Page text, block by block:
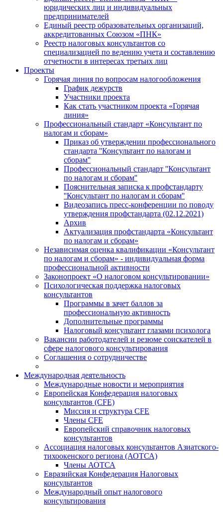
юридических лиц и индивидуальных
предпринимателей
Единый реестр образовательных организаций,
аккредитованных Союзом «ПНК»
Реестр налоговых консультантов со
специализацией по ведению учета и составлению
отчетности в интересах третьих лиц
Проекты
Горячая линия по вопросам налогообложения
График дежурств
Участники проекта
Как стать участником проекта «Горячая
линия»
Профессиональный стандарт «Консультант по
налогам и сборам»
Приказ об утверждении профессионального
стандарта ''Консультант по налогам и
сборам''
Профессиональный стандарт ''Консультант
по налогам и сборам''
Пояснительная записка к профстандарту
''Консультант по налогам и сборам''
Видеозапись пресс-конференции по поводу
утверждения профстандарта (02.12.2021)
Архив
Актуализация профстандарта «Консультант
по налогам и сборам»
Независимая оценка квалификации «Консультант
по налогам и сборам» - индивидуальная форма
профессиональной активности
Законопроект «О налоговом консультировании»
Психологическая поддержка налоговых
консультантов
Программы в зачет баллов за
профессиональную активность
Дополнительные программы
Налоговый консультант глазами психолога
Вакансии работодателей и резюме соискателей в
сфере налогового консультирования
Соглашения о сотрудничестве
Международная деятельность
Международные новости и мероприятия
Европейская Конфедерация налоговых
консультантов (CFE)
Миссия и структура CFE
Члены CFE
Европейский справочник налоговых
консультантов
Ассоциация налоговых консультантов Азиатского-
тихоокенского региона (АОТСА)
Члены АОТСА
Евразийская Конфедерация Налоговых
консультантов
Международный опыт налогового
консультирования